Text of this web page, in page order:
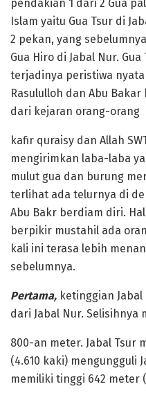
pendakian 1 dari 2 Gua
Islam yaitu Gua Tsur di
2 pekan, yang
Gua Hiro di Jabal Nur.
terjadinya peristiwa
Rasululloh dan Abu
dari kejaran orang-orang
kafir quraisy dan Allah
mengirimkan laba-laba
mulut gua dan burung
terlihat ada telurnya di
Abu Bakr berdiam diri.
berpikir mustahil ada
kali ini terasa lebih
sebelumnya.
Pertama, ketinggian
dari Jabal Nur. Selisihnya
800-an meter. Jabal Tsur
(4.610 kaki) mengungguli
memiliki tinggi 642 meter